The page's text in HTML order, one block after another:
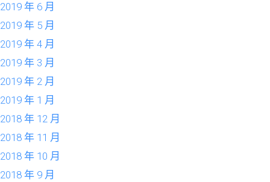
2019 年 6 月
2019 年 5 月
2019 年 4 月
2019 年 3 月
2019 年 2 月
2019 年 1 月
2018 年 12 月
2018 年 11 月
2018 年 10 月
2018 年 9 月